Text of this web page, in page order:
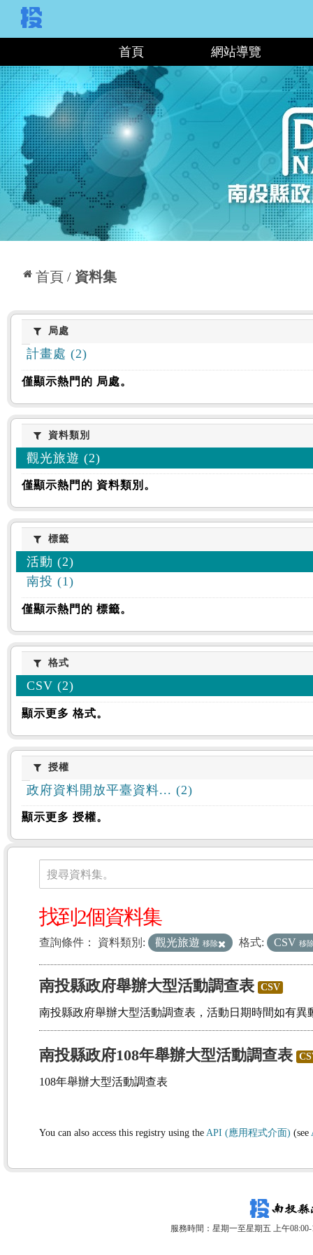
首頁 網站導覽
首頁 資料集
:::
局處局處
計畫處 (2)
僅顯示熱門的 局處。
資料類別
資料類別
觀光旅遊 (2)
僅顯示熱門的 資料類別。
標籤標籤
活動 (2)
南投 (1)
僅顯示熱門的 標籤。
格式格式
CSV (2)
顯示更多 格式。
授權授權
政府資料開放平臺資料... (2)
顯示更多 授權。
資料集
搜尋資料集。
找到2個資料集
查詢條件： 資料類別: 觀光旅遊 移除 格式: CSV 移
南投縣政府舉辦大型活動調查表 CSV
南投縣政府舉辦大型活動調查表，活動日期時間如有異
南投縣政府108年舉辦大型活動調查表
108年舉辦大型活動調查表
You can also access this registry using the API (應用程式介面) (see
服務時間：星期一至星期五 上午